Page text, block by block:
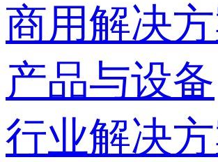
商用解决
产品与设备
行业解决